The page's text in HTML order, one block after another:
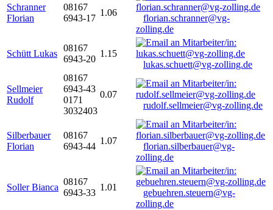
Schranner
Florian
08167
6943-17
1.06
florian.schranner@vg-
zolling.de
Schütt Lukas
08167
6943-20
1.15
lukas.schuett@vg-zolling.de
Sellmeier
Rudolf
08167
6943-43
0171
3032403
0.07
rudolf.sellmeier@vg-zolling.de
Silberbauer
Florian
08167
6943-44
1.07
florian.silberbauer@vg-
zolling.de
Soller Bianca
08167
6943-33
1.01
gebuehren.steuern@vg-
zolling.de